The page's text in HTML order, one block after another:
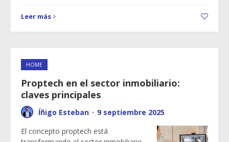
Leer más
HOME
Proptech en el sector inmobiliario:
claves principales
Íñigo Esteban · 9 septiembre 2025
El concepto proptech está